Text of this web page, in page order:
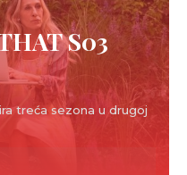
S03
treća sezona u drugoj